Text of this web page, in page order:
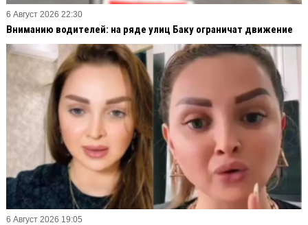
6 Август 2026 22:30
Вниманию водителей: на ряде улиц Баку ограничат движение
6 Август 2026 19:05